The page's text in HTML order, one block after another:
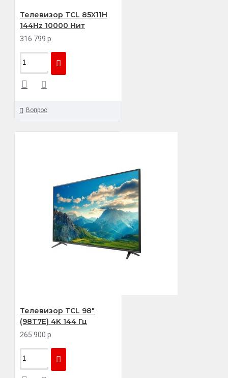
Телевизор TCL 85X11H
144Hz 10000 Нит
316 799 р.
Вопрос
Телевизор TCL 98"
(98T7E) 4K 144 Гц
265 900 р.